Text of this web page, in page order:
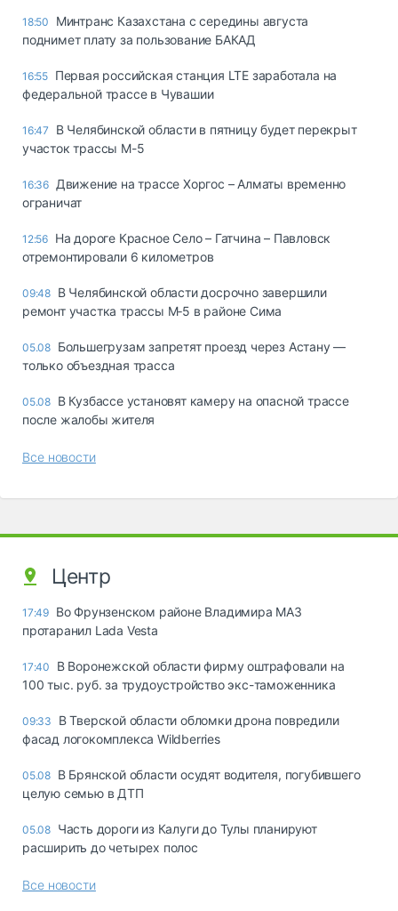
18:50
Минтранс Казахстана с середины августа
поднимет плату за пользование БАКАД
16:55 Первая российская станция LTE заработала на
федеральной трассе в Чувашии
16:47
В Челябинской области в пятницу будет перекрыт
участок трассы М-5
16:36 Движение на трассе Хоргос – Алматы временно
ограничат
12:56 На дороге Красное Село – Гатчина – Павловск
отремонтировали 6 километров
09:48 В Челябинской области досрочно завершили
ремонт участка трассы М‑5 в районе Сима
05.08 Большегрузам запретят проезд через Астану —
только объездная трасса
05.08 В Кузбассе установят камеру на опасной трассе
после жалобы жителя
Все новости
Центр
17:49 Во Фрунзенском районе Владимира МАЗ
протаранил Lada Vesta
17:40
В Воронежской области фирму оштрафовали на
100 тыс. руб. за трудоустройство экс-таможенника
09:33
В Тверской области обломки дрона повредили
фасад логокомплекса Wildberries
05.08 В Брянской области осудят водителя, погубившего
целую семью в ДТП
05.08 Часть дороги из Калуги до Тулы планируют
расширить до четырех полос
Все новости